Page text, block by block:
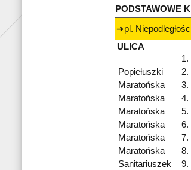
PODSTAWOWE
pl.
ULICA
1.
Popiełuszki
2.
Maratońska
3.
Maratońska
4.
Maratońska
5.
Maratońska
6.
Maratońska
7.
Maratońska
8.
Sanitariuszek
9.